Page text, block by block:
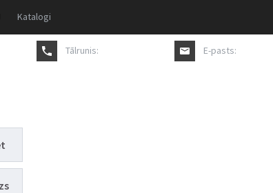
Katalogi
Tālrunis: E-pasts: